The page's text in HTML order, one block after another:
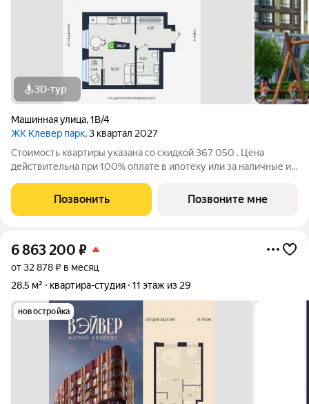
3D-тур
Машинная улица,1В/4
ЖК Клевер парк, 3 квартал 2027
Стоимость квартиры указана со скидкой 367 050 . Цена
действительна при 100% оплате в ипотеку или за наличные и
кладовой. Предложение не суммируется с другими акциями.
Эксклюзивные квартиры в
Позвонить Позвоните мне
6 863 200 ₽
от 32 878 ₽ в месяц
28,5 м²
квартира-студия 11 этаж из 29
новостройка